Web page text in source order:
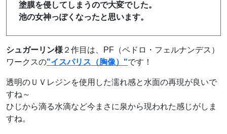
塗膜を侵してしまうので大変でした。
池の女神っぽくなったと思います。
シュガーリン様 ２作目は、PF（ペドロ・フェルナンデス）
ワークスの"イスパリス（胸像）"です！
透明のＵＶレジンを使用した濡れ感と水面の再現が良いで
すね～
ひじから滴る水滴など今まさに泉から現われた感じがしま
すね。